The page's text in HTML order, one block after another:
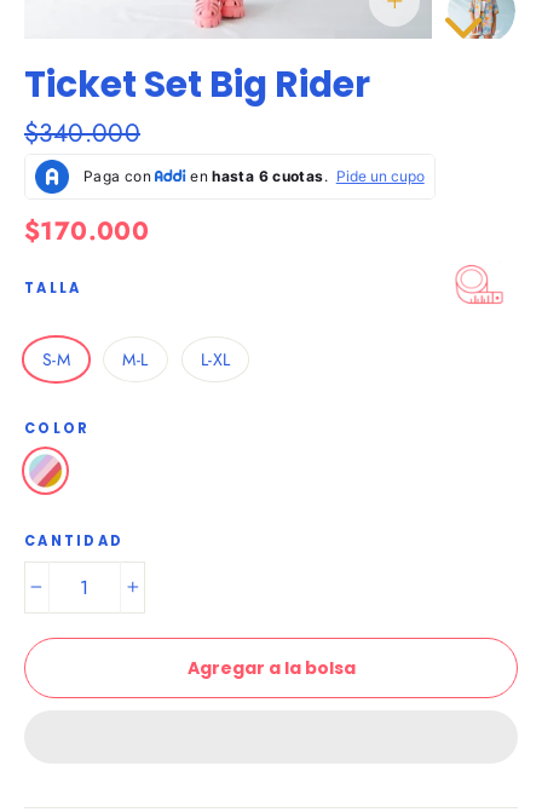
C
e
r
r
a
r
(
e
s
c
)
Ticket Set Big Rider
Precio
habitual
$340.000
Precio
oferta
$170.000
TALLA
S-M M-L L-XL
COLOR
CANTIDAD
Agregar a la bolsa